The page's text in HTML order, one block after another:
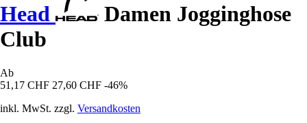
Head
Damen Jogginghose
Club
Ab
51,17 CHF 27,60 CHF -46%
inkl. MwSt. zzgl. Versandkosten